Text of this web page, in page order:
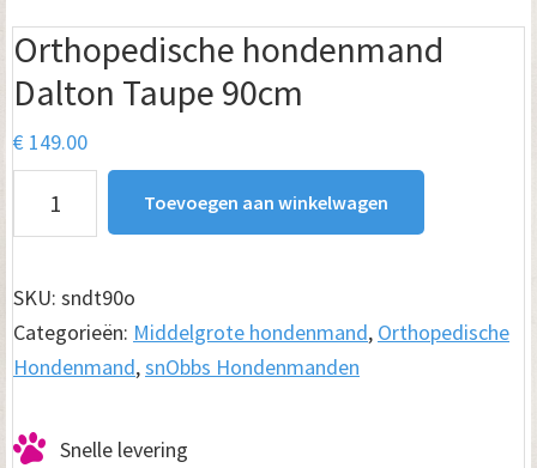
Orthopedische hondenmand
Dalton Taupe 90cm
€ 149.00
hondenmand
Taupe
90cm
aantal
Toevoegen aan winkelwagen
SKU: sndt90o
Categorieën: Middelgrote hondenmand, Orthopedische
Hondenmand,snObbs Hondenmanden
Snelle levering